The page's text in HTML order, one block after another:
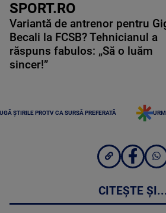
SPORT.RO
Variantă de antrenor pentru
Becali la FCSB? Tehnicianul a
răspuns fabulos: „Să o luăm
sincer!”
ȘTIRILE PROTV CA SURSĂ PREFERATĂ
CITEȘTE ȘI...